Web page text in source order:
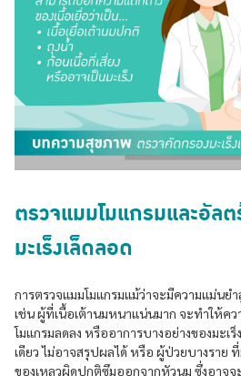
ตรวจแมมโมแกรมและอัล
มะเร็งเล็ดลอด
การตรวจแมมโมแกรมแม้ว่าจะมีความแม่นย
เช่น ผู้ที่เนื้อเต้านมหนาแน่นมาก จะทำให้คว
โมแกรมลดลง หรืออาการบางอย่างของมะเ
เดียว ไม่อาจสรุปผลได้ หรือ ผู้ป่วยบางราย
ของเหลวผิดปกติซึมออกจากหัวนม ซึ่งอาจจ